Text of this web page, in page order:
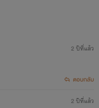
2 ปีที่แล้ว
ตอบกลับ
2 ปีที่แล้ว